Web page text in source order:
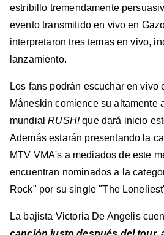
estribillo tremendamente
evento transmitido en vivo en
interpretaron tres temas en vivo,
lanzamiento.
Los fans podrán escuchar en vivo
Måneskin comience su altamente
mundialRUSH!que dará inicio
Además estarán presentando la
MTV VMA's a mediados de este
encuentran nominados a la
Rock" por su single "The
La bajista Victoria De Angelis